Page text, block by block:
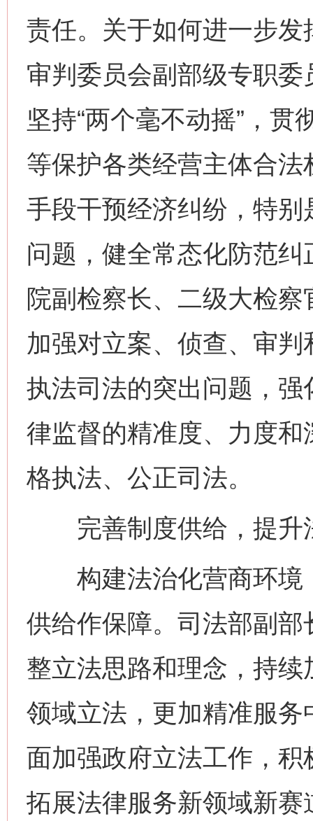
责任。关于如何进一步
审判委员会副部级专职
坚持“两个毫不动摇”，
等保护各类经营主体合
手段干预经济纠纷，特
问题，健全常态化防范
院副检察长、二级大检
加强对立案、侦查、审
执法司法的突出问题，
律监督的精准度、力度
格执法、公正司法。
完善制度供给，提升
构建法治化营商环境
供给作保障。司法部副
整立法思路和理念，持
领域立法，更加精准服
面加强政府立法工作，
拓展法律服务新领域新
这是一记警钟！ 谢